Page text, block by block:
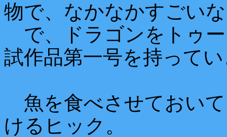
物で、なかなかすごい
で、ドラゴンをトゥ
試作品第一号を持って
魚を食べさせておい
けるヒック。